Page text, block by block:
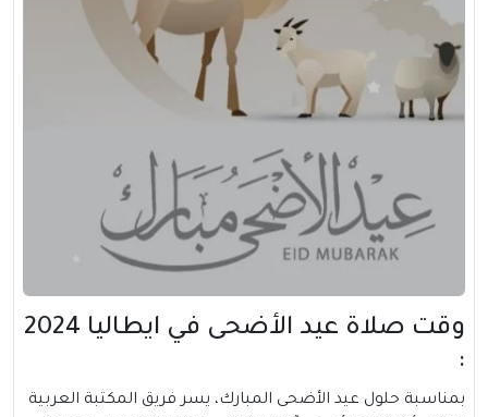
وقت صلاة عيد الأضحى في ايطاليا 2024
:
بمناسبة حلول عيد الأضحى المبارك، يسر فريق المكتبة العربية